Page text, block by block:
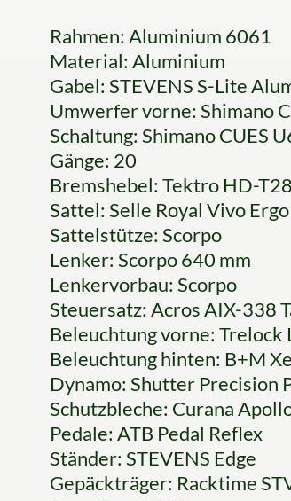
Rahmen: Aluminium 6061
Material: Aluminium
Gabel: STEVENS S-Lite
Umwerfer vorne: Shimano
Schaltung: Shimano CUES
Gänge: 20
Bremshebel: Tektro HD-
Sattel: Selle Royal Vivo
Sattelstütze: Scorpo
Lenker: Scorpo 640 mm
Lenkervorbau: Scorpo
Steuersatz: Acros AIX-338
Beleuchtung vorne: Trelock
Beleuchtung hinten: B+M
Dynamo: Shutter Precision
Schutzbleche: Curana
Pedale: ATB Pedal Reflex
Ständer: STEVENS Edge
Gepäckträger: Racktime